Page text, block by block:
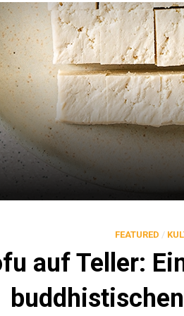
FEATURED /
auf Teller: